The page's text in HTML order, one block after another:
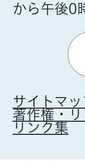
から午後0
サイトマッ
著作権・
リンク集